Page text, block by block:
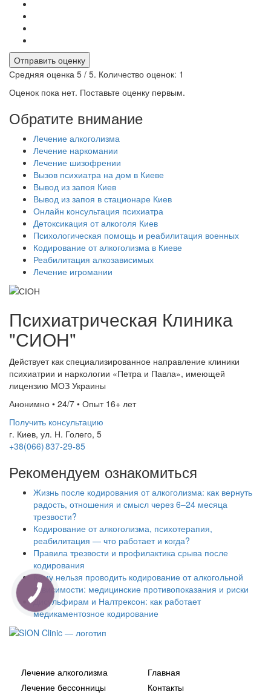
Отправить оценку
Средняя оценка 5 / 5. Количество оценок: 1
Оценок пока нет. Поставьте оценку первым.
Обратите внимание
Лечение алкоголизма
Лечение наркомании
Лечение шизофрении
Вызов психиатра на дом в Киеве
Вывод из запоя Киев
Вывод из запоя в стационаре Киев
Онлайн консультация психиатра
Детоксикация от алкоголя Киев
Психологическая помощь и реабилитация военных
Кодирование от алкоголизма в Киеве
Реабилитация алкозависимых
Лечение игромании
Психиатрическая Клиника
"СИОН"
Действует как специализированное направление клиники
психиатрии и наркологии «Петра и Павла», имеющей
лицензию МОЗ Украины
Анонимно • 24/7 • Опыт 16+ лет
Получить консультацию
г. Киев, ул. Н. Голего, 5
+38(066) 837-29-85
Рекомендуем ознакомиться
Жизнь после кодирования от алкоголизма: как вернуть
радость, отношения и смысл через 6–24 месяца
трезвости?
Кодирование от алкоголизма, психотерапия,
реабилитация — что работает и когда?
Правила трезвости и профилактика срыва после
кодирования
Кому нельзя проводить кодирование от алкогольной
зависимости: медицинские противопоказания и риски
Дисульфирам и Налтрексон: как работает
медикаментозное кодирование
Лечение алкоголизма
Лечение бессонницы
Главная
Контакты